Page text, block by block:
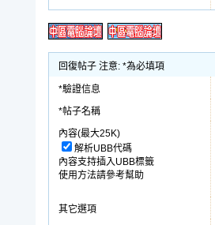
回復帖子 注意: *為必填項
*驗證信息
*帖子名稱
內容(最大25K)
解析UBB代碼
內容支持插入UBB標籤
使用方法請參考幫助
其它選項